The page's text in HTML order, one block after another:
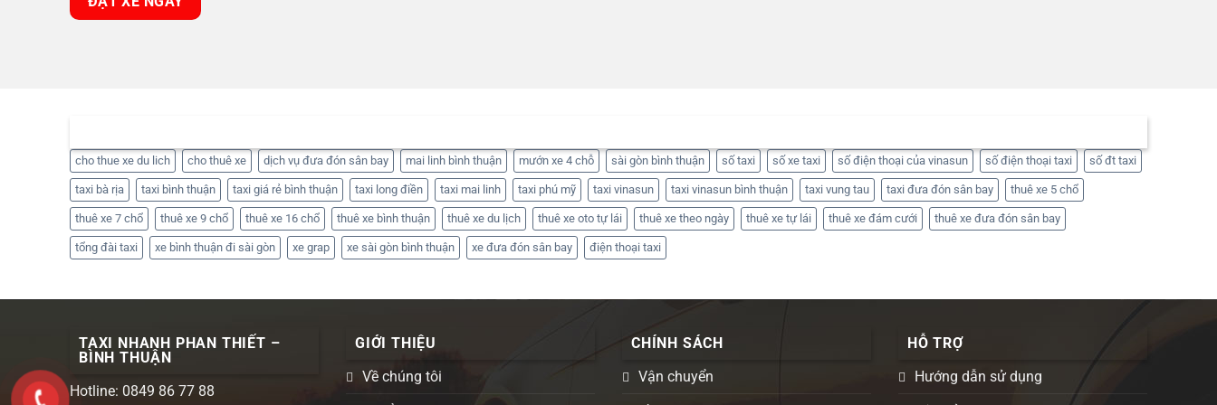
cho thue xe du lich cho thuê xe dịch vụ đưa đón sân bay mai linh bình thuận mướn xe 4 chỗ sài gòn bình thuận số taxi số xe taxi số điện thoại của vinasun số điện thoại taxi số đt taxi
taxi bà rịa taxi bình thuận taxi giá rẻ bình thuận taxi long điền taxi mai linh taxi phú mỹ taxi vinasun taxi vinasun bình thuận taxi vung tau taxi đưa đón sân bay thuê xe 5 chổ
thuê xe 7 chổ thuê xe 9 chổ thuê xe 16 chổ thuê xe bình thuận thuê xe du lịch thuê xe oto tự lái thuê xe theo ngày thuê xe tự lái thuê xe đám cưới thuê xe đưa đón sân bay
tổng đài taxi xe bình thuận đi sài gòn xe grap xe sài gòn bình thuận xe đưa đón sân bay điện thoại taxi
TAXI NHANH PHAN THIẾT –
BÌNH THUẬN
Hotline: 0849 86 77 88
GIỚI THIỆU
Về chúng tôi
CHÍNH SÁCH
Vận chuyển
HỖ TRỢ
Hướng dẫn sử dụng